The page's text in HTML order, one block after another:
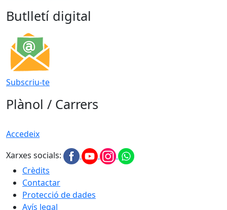
Butlletí digital
Subscriu-te
Plànol / Carrers
Accedeix
Xarxes socials:
Crèdits
Contactar
Protecció de dades
Avís legal